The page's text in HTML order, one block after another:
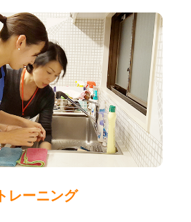
トレーニング